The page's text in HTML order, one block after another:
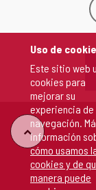
Uso de
Este sitio web
cookies para
mejorar su
experiencia de
navegación.
información
cómo usamos
cookies y de
manera puede
"Volver
arriba"